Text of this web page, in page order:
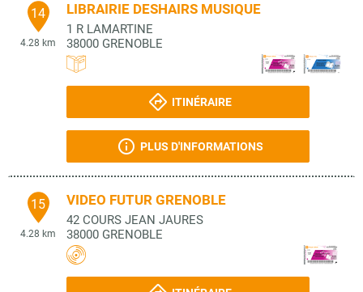
14
4.28 km
LIBRAIRIE DESHAIRS MUSIQUE
1 R LAMARTINE
38000 GRENOBLE
ITINÉRAIRE
PLUS D'INFORMATIONS
15
4.28 km
VIDEO FUTUR GRENOBLE
42 COURS JEAN JAURES
38000 GRENOBLE